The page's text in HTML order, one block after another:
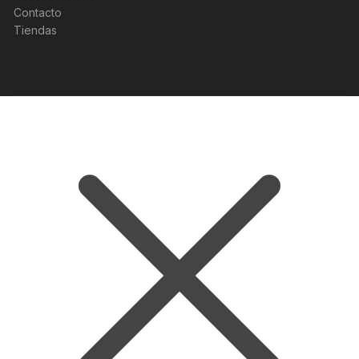
Contacto
Tiendas